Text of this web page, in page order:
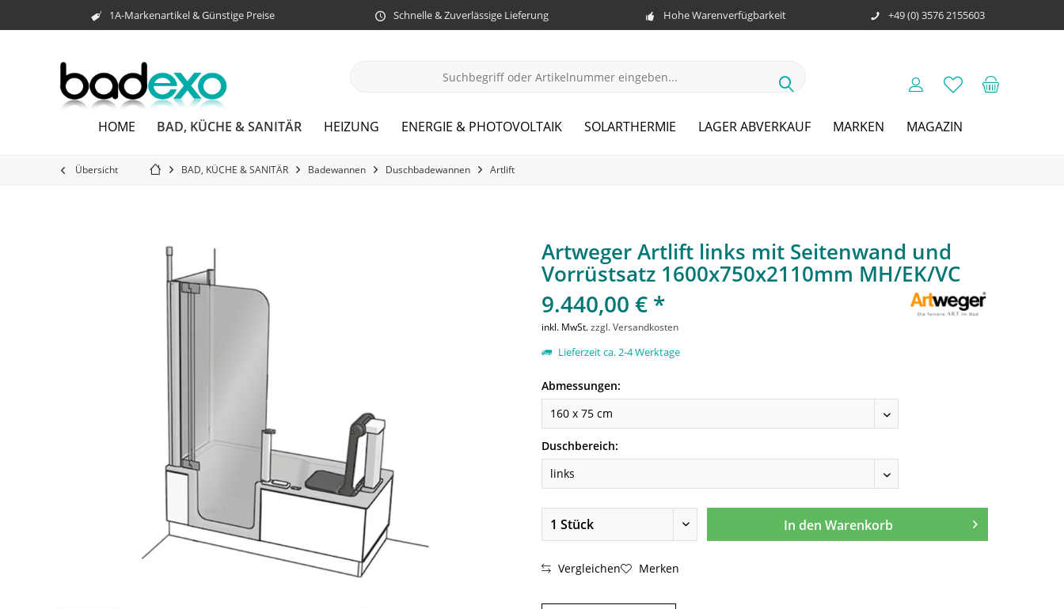
1A-Markenartikel & Günstige Preise Schnelle & Zuverlässige Lieferung Hohe Warenverfügbarkeit +49 (0) 3576 2155603
HOME BAD, KÜCHE & SANITÄR HEIZUNG ENERGIE & PHOTOVOLTAIK SOLARTHERMIE LAGER ABVERKAUF MARKEN MAGAZIN
Übersicht BAD, KÜCHE & SANITÄR Badewannen Duschbadewannen Artlift
Artweger Artlift links mit Seitenwand und
Vorrüstsatz 1600x750x2110mm MH/EK/VC
9.440,00 € *
inkl. MwSt.zzgl. Versandkosten
Lieferzeit ca. 2-4 Werktage
Abmessungen:
Duschbereich:
In den Warenkorb
Vergleichen Merken